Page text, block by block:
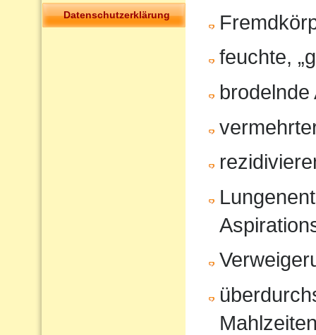
Datenschutzerklärung
feuchte,
brodelnde